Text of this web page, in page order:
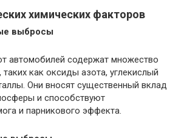
химических факторов
выбросы
автомобилей содержат множество
как оксиды азота, углекислый
Они вносят существенный вклад
и способствуют
и парникового эффекта.